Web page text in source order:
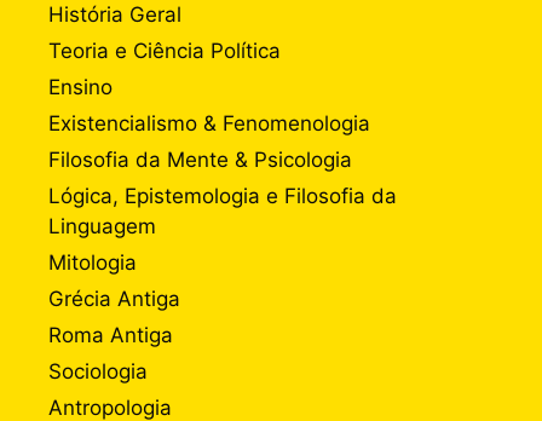
História Geral
Teoria e Ciência Política
Ensino
Existencialismo & Fenomenologia
Filosofia da Mente & Psicologia
Lógica, Epistemologia e Filosofia da
Linguagem
Mitologia
Grécia Antiga
Roma Antiga
Sociologia
Antropologia